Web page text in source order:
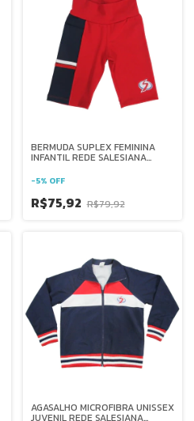
BERMUDA SUPLEX FEMININA
INFANTIL REDE SALESIANA
-5% OFF
R$75,92 R$79,92
AGASALHO MICROFIBRA UNISSEX
JUVENIL REDE SALESIANA